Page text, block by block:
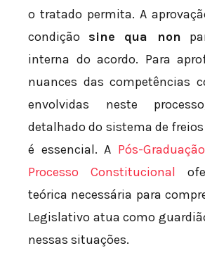
o tratado permita. A
condição sine qua non
interna do acordo. Para
nuances das competências
envolvidas neste
detalhado do sistema de
é essencial. A Pós-
Processo Constitucional
teórica necessária para
Legislativo atua como
nessas situações.